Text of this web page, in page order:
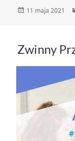
Data
11 maja 2021
Zwinny